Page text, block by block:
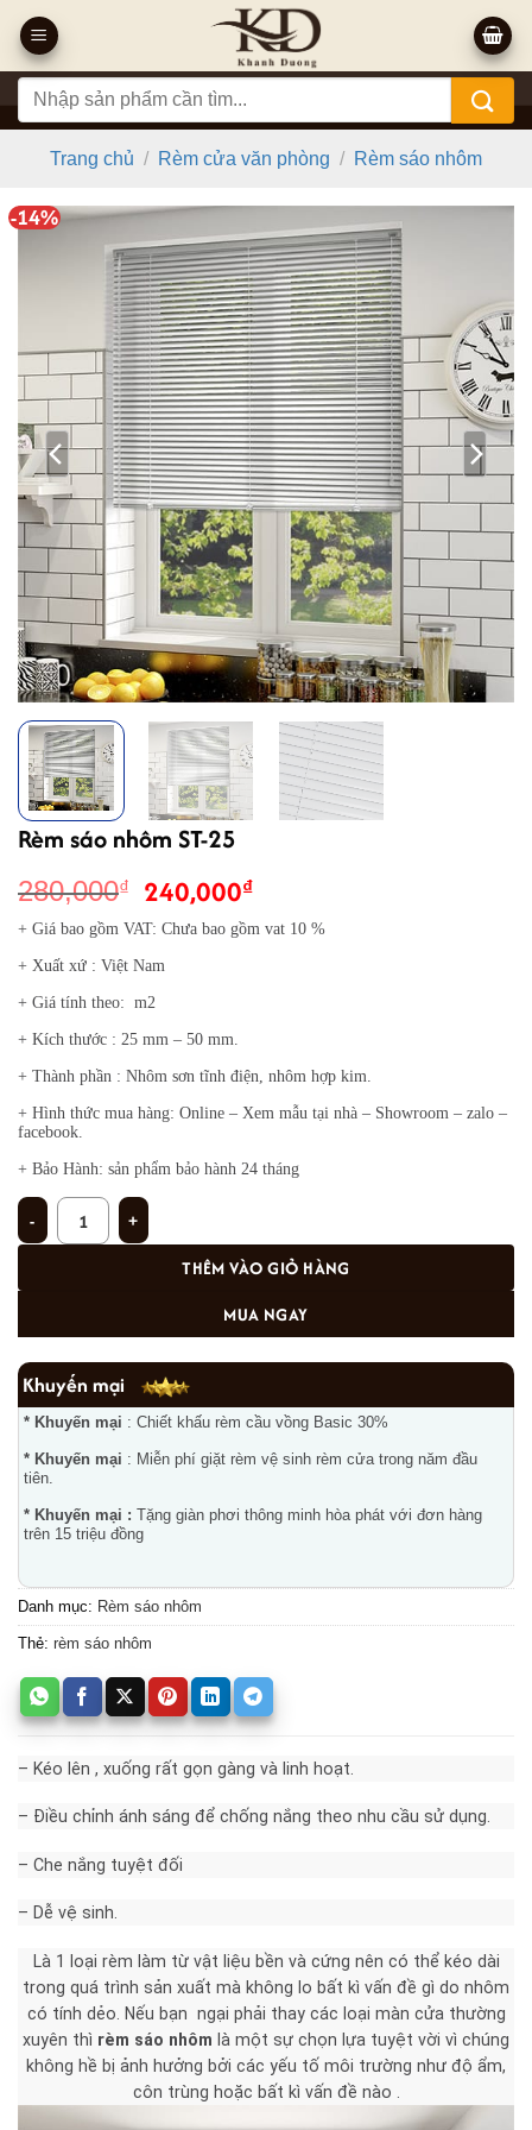
qua
nội
dung
Tìm
kiếm:
Trang chủ / Rèm cửa văn phòng / Rèm sáo nhôm
-14%
Rèm sáo nhôm ST-25
280,000₫ Giá
gốc
là:
280,000₫.
240,000₫Giá
hiện
tại
+ Giá bao gồm VAT: Chưa bao gồm vat 10 %
+ Xuất xứ : Việt Nam
+ Giá tính theo: m2
+ Kích thước : 25 mm – 50 mm.
+ Thành phần : Nhôm sơn tĩnh điện, nhôm hợp kim.
+ Hình thức mua hàng: Online – Xem mẫu tại nhà – Showroom – zalo –
facebook.
+ Bảo Hành: sản phẩm bảo hành 24 tháng
Rèm sáo nhôm ST-25 số lượng
THÊM VÀO GIỎ HÀNG
MUA NGAY
Khuyến mại
* Khuyến mại : Chiết khấu rèm cầu vồng Basic 30%
* Khuyến mại : Miễn phí giặt rèm vệ sinh rèm cửa trong năm đầu
tiên.
* Khuyến mại : Tặng giàn phơi thông minh hòa phát với đơn hàng
trên 15 triệu đồng
Danh mục: Rèm sáo nhôm
Thẻ: rèm sáo nhôm
– Kéo lên , xuống rất gọn gàng và linh hoạt.
– Điều chỉnh ánh sáng để chống nắng theo nhu cầu sử dụng.
– Che nắng tuyệt đối
– Dễ vệ sinh.
Là 1 loại rèm làm từ vật liệu bền và cứng nên có thể kéo dài
trong quá trình sản xuất mà không lo bất kì vấn đề gì do nhôm
có tính dẻo. Nếu bạn ngại phải thay các loại màn cửa thường
xuyên thì rèm sáo nhôm là một sự chọn lựa tuyệt vời vì chúng
không hề bị ảnh hưởng bởi các yếu tố môi trường như độ ẩm,
côn trùng hoặc bất kì vấn đề nào .